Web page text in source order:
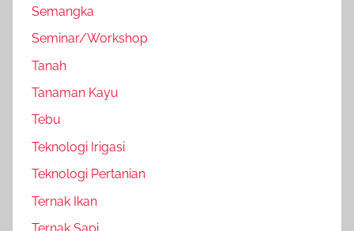
Semangka
Seminar/Workshop
Tanah
Tanaman Kayu
Tebu
Teknologi Irigasi
Teknologi Pertanian
Ternak Ikan